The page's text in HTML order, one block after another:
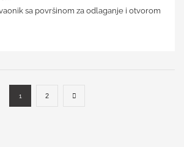
sa površinom za odlaganje i otvorom
1 2